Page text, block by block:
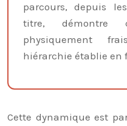
parcours, depuis
titre, démontre
physiquement
hiérarchie établie en
Cette dynamique est